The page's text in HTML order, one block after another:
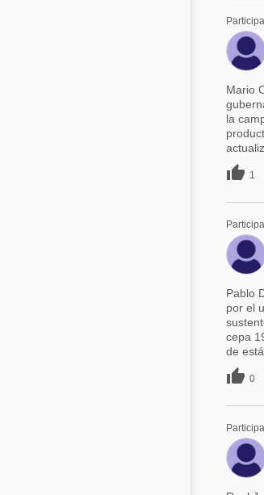
Mario
la
 1
Pablo
por el
cepa
de
 0